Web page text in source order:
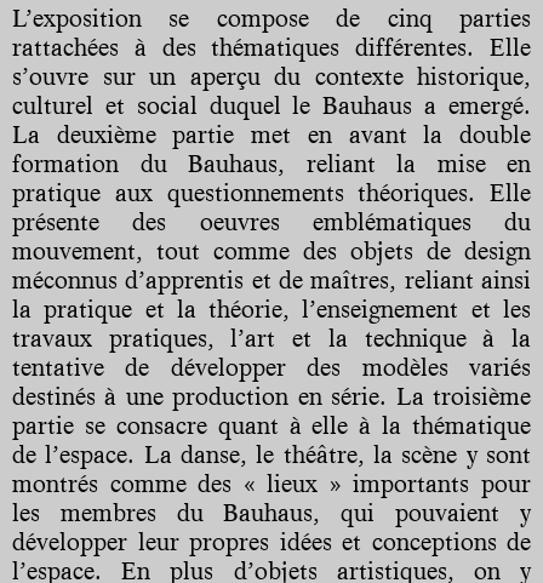
L’exposition se compose de cinq parties
rattachées à des thématiques différentes. Elle
s’ouvre sur un aperçu du contexte historique,
culturel et social duquel le Bauhaus a emergé.
La deuxième partie met en avant la double
formation du Bauhaus, reliant la mise en
pratique aux questionnements théoriques. Elle
présente des oeuvres emblématiques du
mouvement, tout comme des objets de design
méconnus d’apprentis et de maîtres, reliant ainsi
la pratique et la théorie, l’enseignement et les
travaux pratiques, l’art et la technique à la
tentative de développer des modèles variés
destinés à une production en série. La troisième
partie se consacre quant à elle à la thématique
de l’espace. La danse, le théâtre, la scène y sont
montrés comme des « lieux » importants pour
les membres du Bauhaus, qui pouvaient y
développer leur propres idées et conceptions de
l’espace. En plus d’objets artistiques, on y